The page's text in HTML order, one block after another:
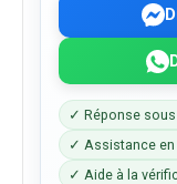
✓ Réponse
✓ Assistance en
✓ Aide à la